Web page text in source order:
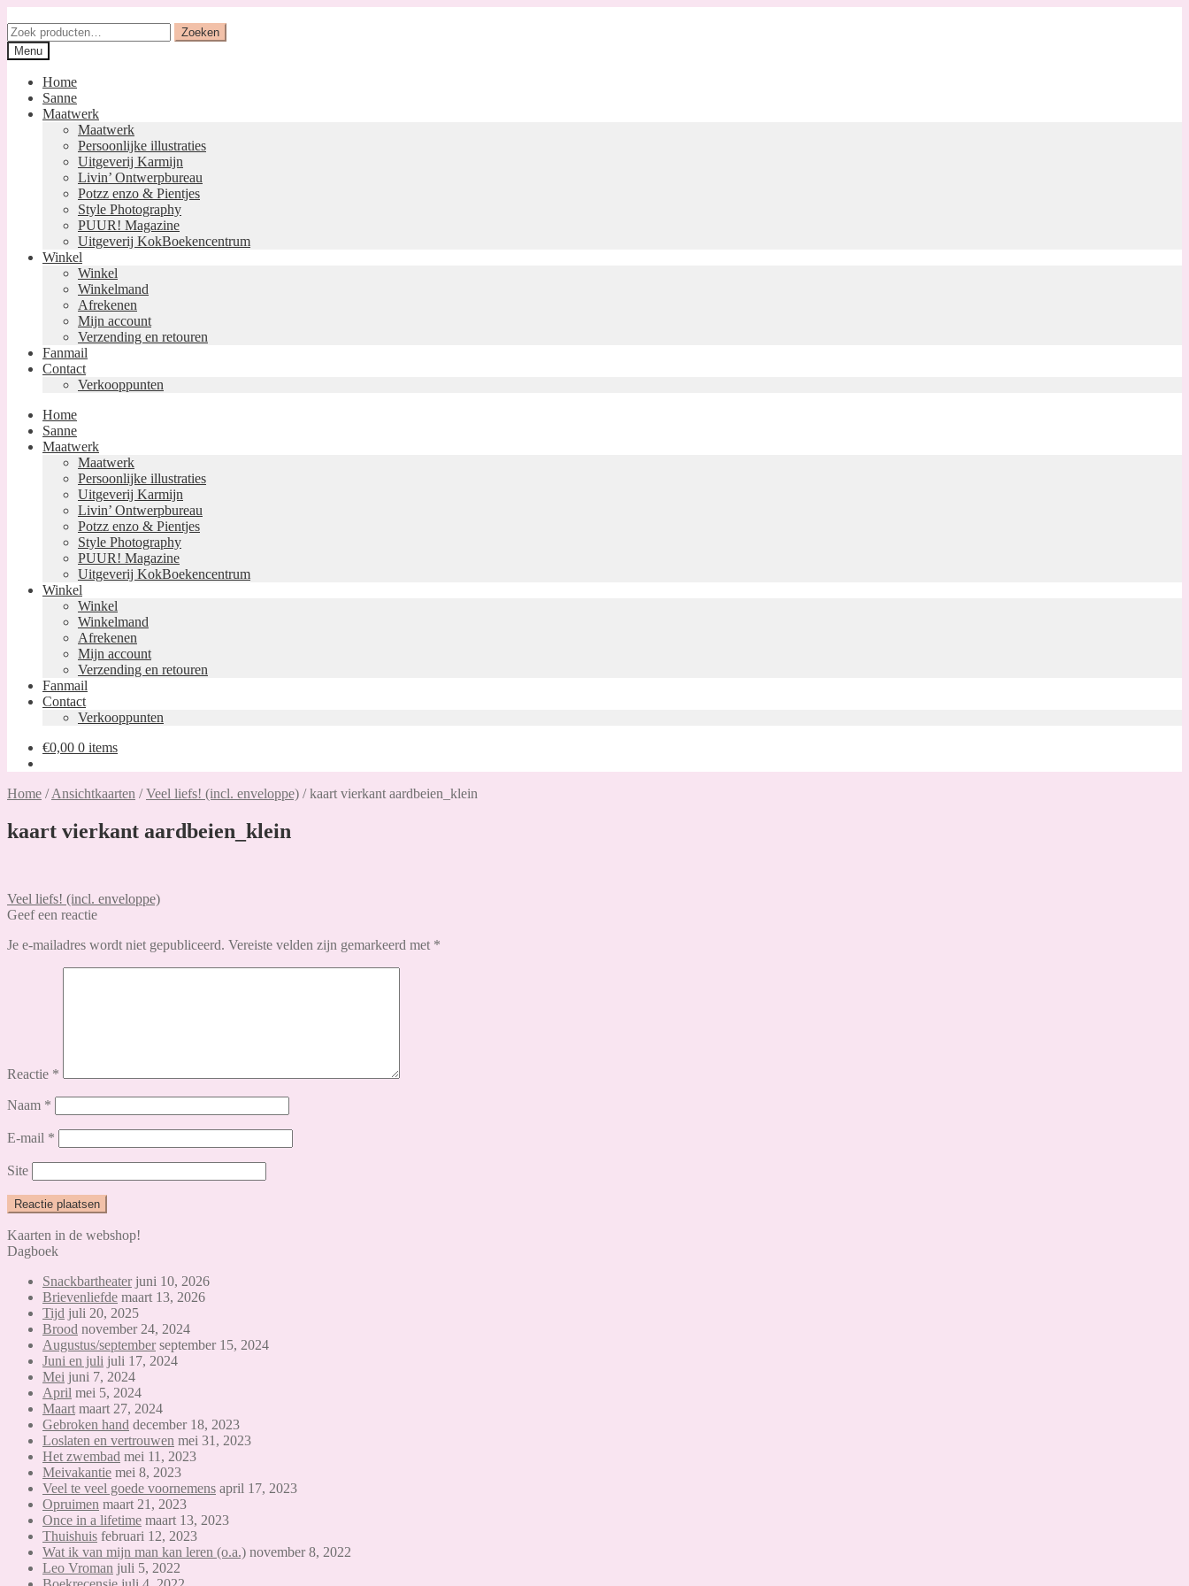
door
naar
navigatie
naar
de
inhoud
Zoeken
naar:
Zoeken
Menu
Home
Sanne
Maatwerk
Maatwerk
Persoonlijke illustraties
Uitgeverij Karmijn
Livin’ Ontwerpbureau
Potzz enzo & Pientjes
Style Photography
PUUR! Magazine
Uitgeverij KokBoekencentrum
Winkel
Winkel
Winkelmand
Afrekenen
Mijn account
Verzending en retouren
Fanmail
Contact
Verkooppunten
Home
Sanne
Maatwerk
Maatwerk
Persoonlijke illustraties
Uitgeverij Karmijn
Livin’ Ontwerpbureau
Potzz enzo & Pientjes
Style Photography
PUUR! Magazine
Uitgeverij KokBoekencentrum
Winkel
Winkel
Winkelmand
Afrekenen
Mijn account
Verzending en retouren
Fanmail
Contact
Verkooppunten
€0,00 0 items
Home /Ansichtkaarten /Veel liefs! (incl. enveloppe) /kaart vierkant aardbeien_klein
kaart vierkant aardbeien_klein
Bericht
navigatie
Vorig
bericht:
Veel liefs! (incl. enveloppe)
Geef een reactie
Je e-mailadres wordt niet gepubliceerd. Vereiste velden zijn gemarkeerd met *
Reactie *
Naam *
E-mail *
Site
Kaarten in de webshop!
Dagboek
Snackbartheater juni 10, 2026
Brievenliefde maart 13, 2026
Tijd juli 20, 2025
Brood november 24, 2024
Augustus/september september 15, 2024
Juni en juli juli 17, 2024
Mei juni 7, 2024
April mei 5, 2024
Maart maart 27, 2024
Gebroken hand december 18, 2023
Loslaten en vertrouwen mei 31, 2023
Het zwembad mei 11, 2023
Meivakantie mei 8, 2023
Veel te veel goede voornemens april 17, 2023
Opruimen maart 21, 2023
Once in a lifetime maart 13, 2023
Thuishuis februari 12, 2023
Wat ik van mijn man kan leren (o.a.) november 8, 2022
Leo Vroman juli 5, 2022